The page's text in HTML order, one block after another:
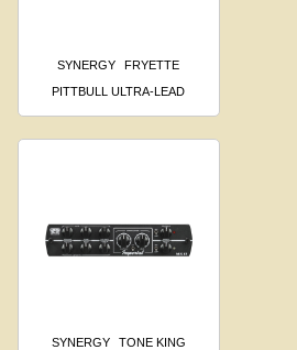
SYNERGY
FRYETTE
PITTBULL ULTRA-LEAD
SYNERGY TONE KING